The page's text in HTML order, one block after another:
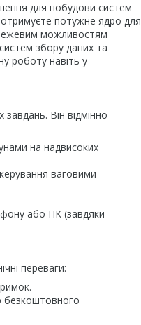
для побудови систем
потужне ядро для
можливостям
збору даних та
роботу навіть у
Він відмінно
на надвисоких
ваговими
або ПК (завдяки
переваги:
безкоштовного